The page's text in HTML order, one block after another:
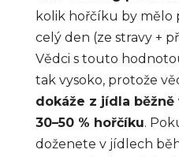
kolik hořčíku by mělo
celý den (ze stravy +
Vědci s touto
tak vysoko, protože
dokáže z jídla
30–50 % hořčíku.
doženete v jídlech